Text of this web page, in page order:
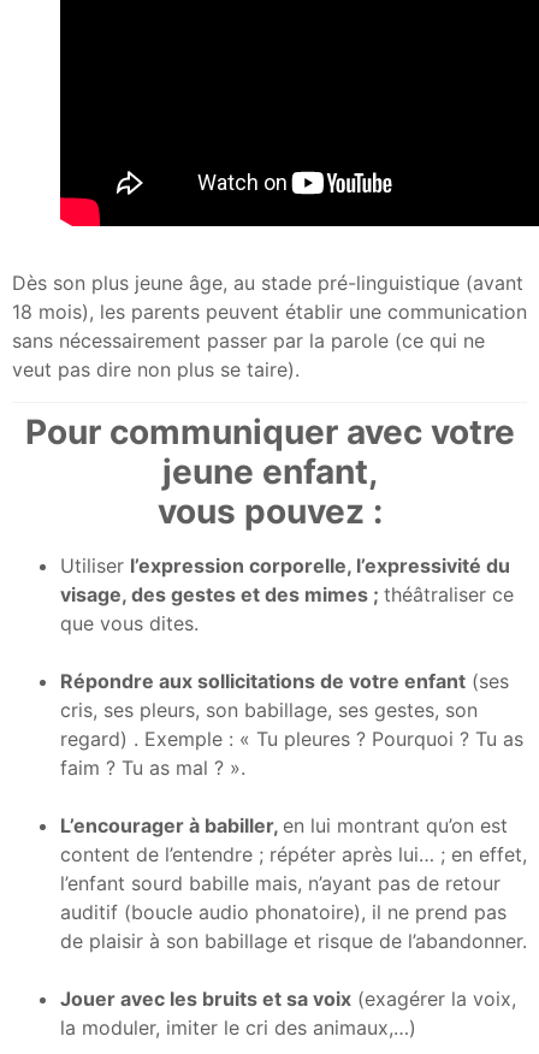
Dès son plus jeune âge, au stade pré-linguistique (avant
18 mois), les parents peuvent établir une communication
sans nécessairement passer par la parole (ce qui ne
veut pas dire non plus se taire).
Pour communiquer avec votre
jeune enfant,
vous pouvez :
Utiliser l’expression corporelle, l’expressivité du
visage, des gestes et des mimes ; théâtraliser ce
que vous dites.
Répondre aux sollicitations de votre enfant (ses
cris, ses pleurs, son babillage, ses gestes, son
regard) . Exemple : « Tu pleures ? Pourquoi ? Tu as
faim ? Tu as mal ? ».
L’encourager à babiller, en lui montrant qu’on est
content de l’entendre ; répéter après lui… ; en effet,
l’enfant sourd babille mais, n’ayant pas de retour
auditif (boucle audio phonatoire), il ne prend pas
de plaisir à son babillage et risque de l’abandonner.
Jouer avec les bruits et sa voix (exagérer la voix,
la moduler, imiter le cri des animaux,…)